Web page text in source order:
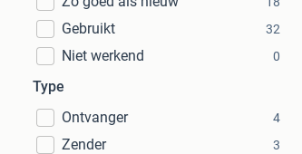
Gebruikt 32
Niet werkend 0
Type
Ontvanger
4
Zender 3